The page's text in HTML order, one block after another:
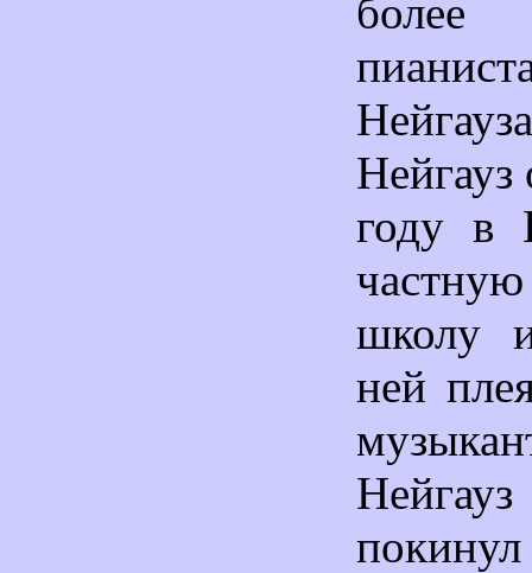
более
году в
школу
ней
покинул